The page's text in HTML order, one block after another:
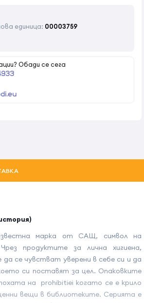
единица: 00003759
Обади се сега
марка от САЩ, символ на
продуктите за лична хигиена,
се чувстват уверени в себе си и да
си поставят за цел. Опаковките
на prohibitiei когато се е крило
вещи в библиотеките. Серията е